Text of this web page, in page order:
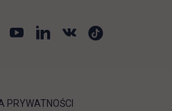
PRYWATNOŚCI